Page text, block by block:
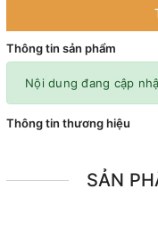
Thông tin sản phẩm
Nội dung đang cập
Thông tin thương hiệu
SẢN